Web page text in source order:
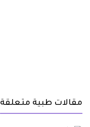
مقالات طبية متعلقة